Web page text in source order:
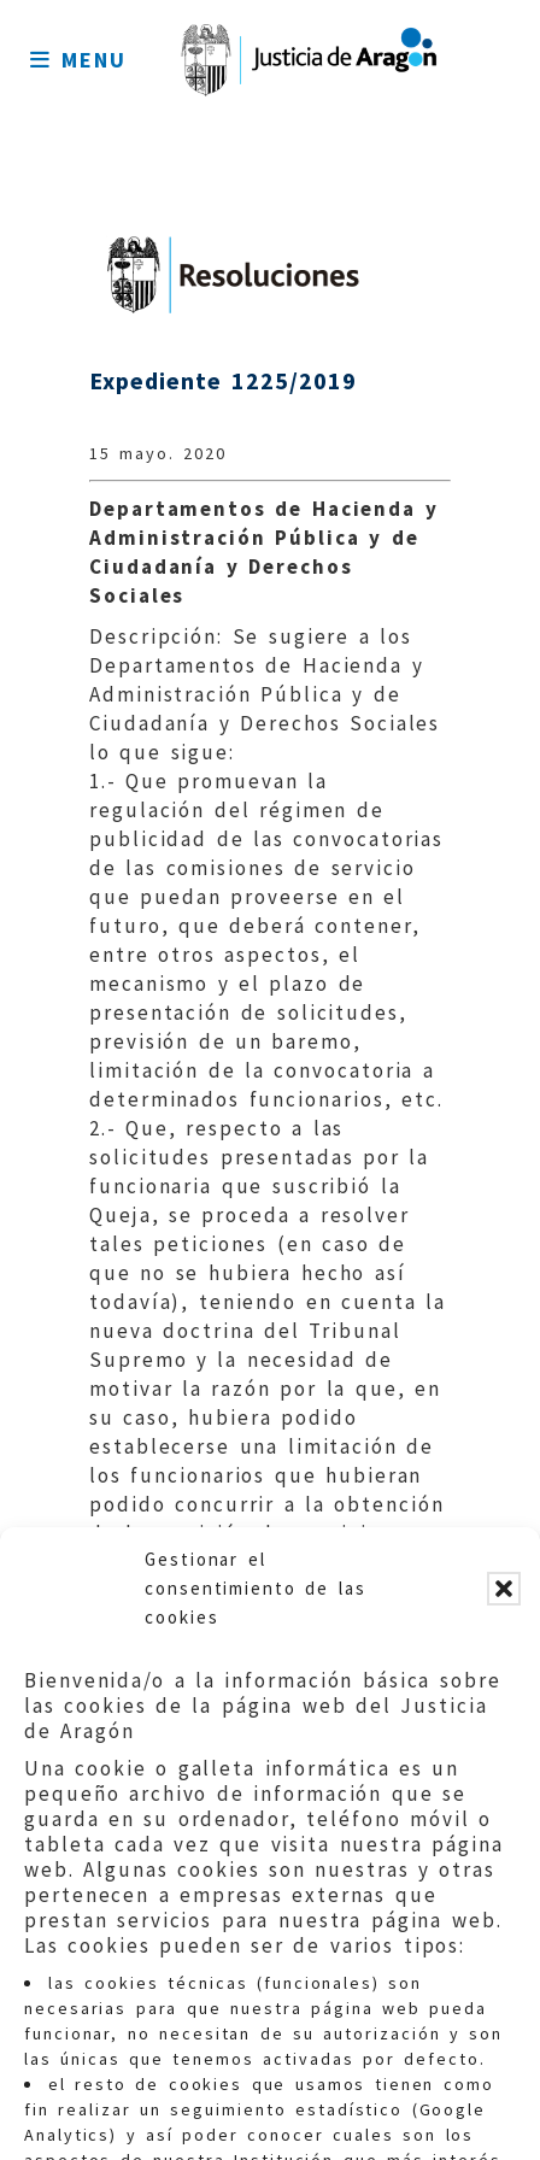
Gestionar el
consentimiento de las
cookies
Bienvenida/o a la información básica sobre
las cookies de la página web del Justicia
de Aragón
Una cookie o galleta informática es un
pequeño archivo de información que se
guarda en su ordenador, teléfono móvil o
tableta cada vez que visita nuestra página
web. Algunas cookies son nuestras y otras
pertenecen a empresas externas que
prestan servicios para nuestra página web.
Las cookies pueden ser de varios tipos:
las cookies técnicas (funcionales) son
necesarias para que nuestra página web pueda
funcionar, no necesitan de su autorización y son
las únicas que tenemos activadas por defecto.
el resto de cookies que usamos tienen como
fin realizar un seguimiento estadístico (Google
Analytics) y así poder conocer cuales son los
sitio
MENU
Expediente 1225/2019
15 mayo. 2020
Departamentos de Hacienda y
Administración Pública y de
Ciudadanía y Derechos
Sociales
Descripción: Se sugiere a los
Departamentos de Hacienda y
Administración Pública y de
Ciudadanía y Derechos Sociales
lo que sigue:
1.- Que promuevan la
regulación del régimen de
publicidad de las convocatorias
de las comisiones de servicio
que puedan proveerse en el
futuro, que deberá contener,
entre otros aspectos, el
mecanismo y el plazo de
presentación de solicitudes,
previsión de un baremo,
limitación de la convocatoria a
determinados funcionarios, etc.
2.- Que, respecto a las
solicitudes presentadas por la
funcionaria que suscribió la
Queja, se proceda a resolver
tales peticiones (en caso de
que no se hubiera hecho así
todavía), teniendo en cuenta la
nueva doctrina del Tribunal
Supremo y la necesidad de
motivar la razón por la que, en
su caso, hubiera podido
establecerse una limitación de
los funcionarios que hubieran
podido concurrir a la obtención
de la comisión de servicios en
cuestión.
Quejas:quejas@eljusticiadearagon.es
Información general:
informacion@eljusticiadearagon.es